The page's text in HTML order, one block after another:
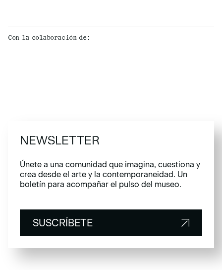
Con la colaboración de:
NEWSLETTER
Únete a una comunidad que imagina, cuestiona y
crea desde el arte y la contemporaneidad. Un
boletín para acompañar el pulso del museo.
SUSCRÍBETE
SUSCRÍBETE